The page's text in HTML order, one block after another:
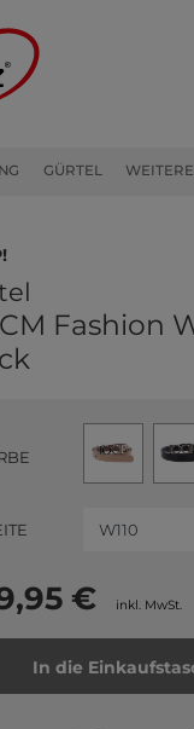
GÜRTEL
Fashion
€ inkl. MwSt.
In die